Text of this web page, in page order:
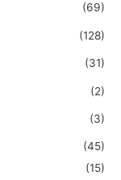
(69)
(128)
(31)
(2)
(3)
(45)
(15)